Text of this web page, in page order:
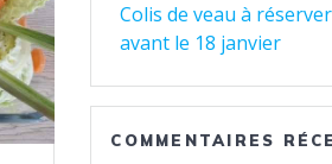
Colis de veau à réserver
avant le 18 janvier
COMMENTAIRES